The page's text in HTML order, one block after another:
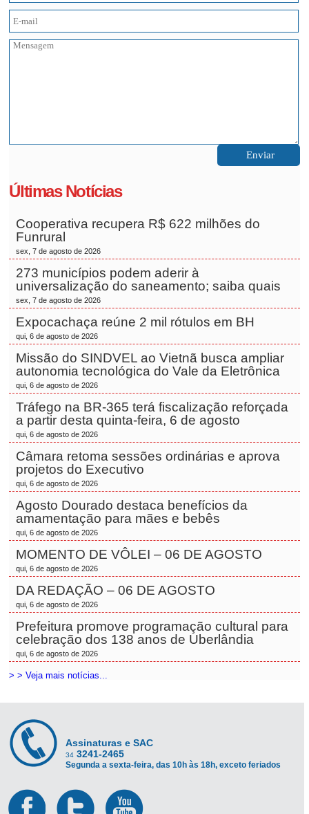
Últimas Notícias
Cooperativa recupera R$ 622 milhões do
Funrural
sex, 7 de agosto de 2026
273 municípios podem aderir à
universalização do saneamento; saiba quais
sex, 7 de agosto de 2026
Expocachaça reúne 2 mil rótulos em BH
qui, 6 de agosto de 2026
Missão do SINDVEL ao Vietnã busca ampliar
autonomia tecnológica do Vale da Eletrônica
qui, 6 de agosto de 2026
Tráfego na BR-365 terá fiscalização reforçada
a partir desta quinta-feira, 6 de agosto
qui, 6 de agosto de 2026
Câmara retoma sessões ordinárias e aprova
projetos do Executivo
qui, 6 de agosto de 2026
Agosto Dourado destaca benefícios da
amamentação para mães e bebês
qui, 6 de agosto de 2026
MOMENTO DE VÔLEI – 06 DE AGOSTO
qui, 6 de agosto de 2026
DA REDAÇÃO – 06 DE AGOSTO
qui, 6 de agosto de 2026
Prefeitura promove programação cultural para
celebração dos 138 anos de Uberlândia
qui, 6 de agosto de 2026
> > Veja mais notícias...
Assinaturas e SAC
34 3241-2465
Segunda a sexta-feira, das 10h às 18h, exceto feriados